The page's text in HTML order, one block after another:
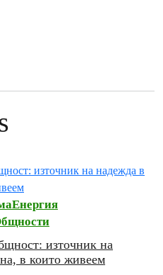
източник на
в които живеем